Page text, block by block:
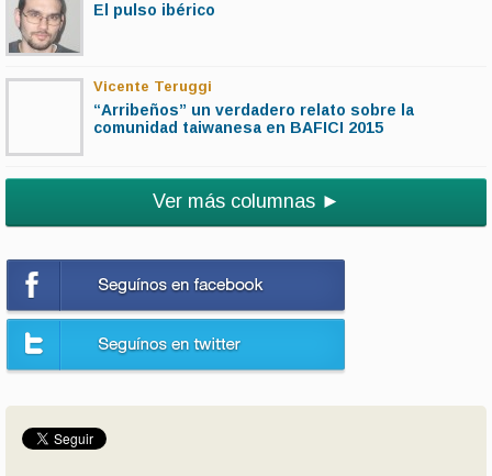
El pulso ibérico
Vicente Teruggi
“Arribeños” un verdadero relato sobre la
comunidad taiwanesa en BAFICI 2015
Ver más columnas ►